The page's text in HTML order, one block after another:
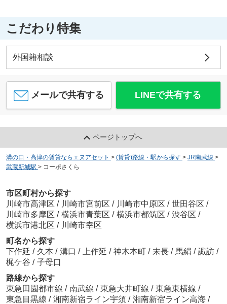
こだわり特集
外国籍相談
メールで共有する LINEで共有する
ページトップへ
溝の口・高津の賃貸ならエヌアセット > (賃貸)路線・駅から探す > JR南武線 >
武蔵新城駅 > コーポさくら
市区町村から探す
川崎市高津区 / 川崎市宮前区 / 川崎市中原区 / 世田谷区 /
川崎市多摩区 / 横浜市青葉区 / 横浜市都筑区 / 渋谷区 /
横浜市港北区 / 川崎市幸区
町名から探す
下作延 / 久本 / 溝口 / 上作延 / 神木本町 / 末長 / 馬絹 / 諏訪 /
梶ケ谷 / 子母口
路線から探す
東急田園都市線 / 南武線 / 東急大井町線 / 東急東横線 /
東急目黒線 / 湘南新宿ライン宇須 / 湘南新宿ライン高海 /